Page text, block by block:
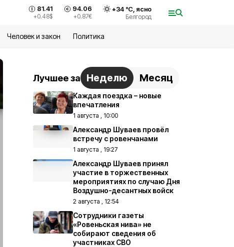
81.41
+0.48$
94.06
+0.87€
+34°С, ясно
Белгород
Человек и закон Политика
Лучшее за Неделю Месяц
Каждая поездка – новые
впечатления
1 августа , 10:00
Александр Шуваев провёл
встречу с ровенчанами
1 августа , 19:27
Александр Шуваев принял
участие в торжественных
мероприятиях по случаю Дня
Воздушно-десантных войск
2 августа , 12:54
Сотрудники газеты
«Ровеньская нива» не
собирают сведения об
участниках СВО